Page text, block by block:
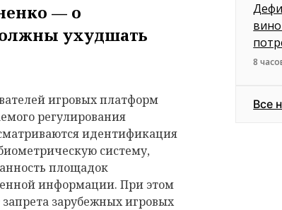
— о
ухудшать
игровых платформ
регулирования
идентификация
систему,
площадок
информации. При этом
зарубежных игровых
8
Все